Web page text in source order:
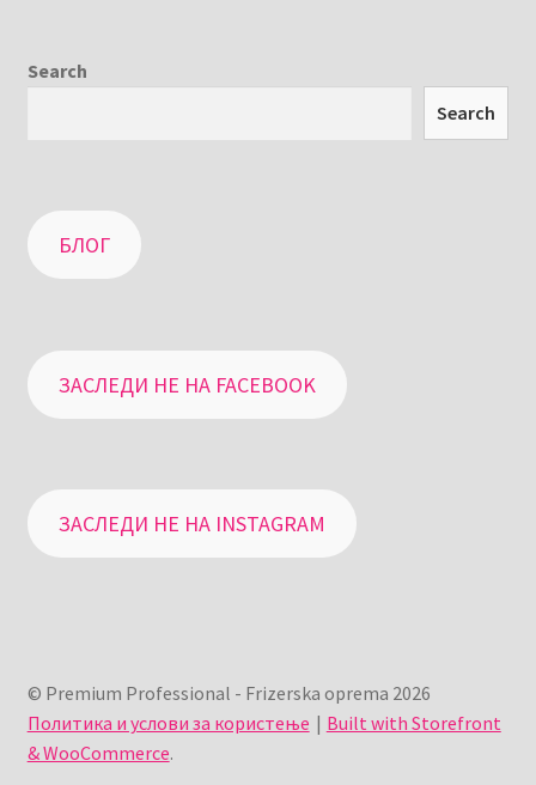
Search
Search
БЛОГ
ЗАСЛЕДИ НЕ НА FACEBOOK
ЗАСЛЕДИ НЕ НА INSTAGRAM
© Premium Professional - Frizerska oprema 2026
Политика и услови за користење
Built with Storefront
& WooCommerce.